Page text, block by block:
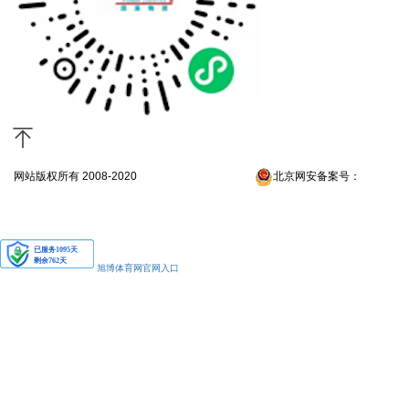
网站版权所有 2008-2020 北京网安备案号：
旭博体育网官网入口